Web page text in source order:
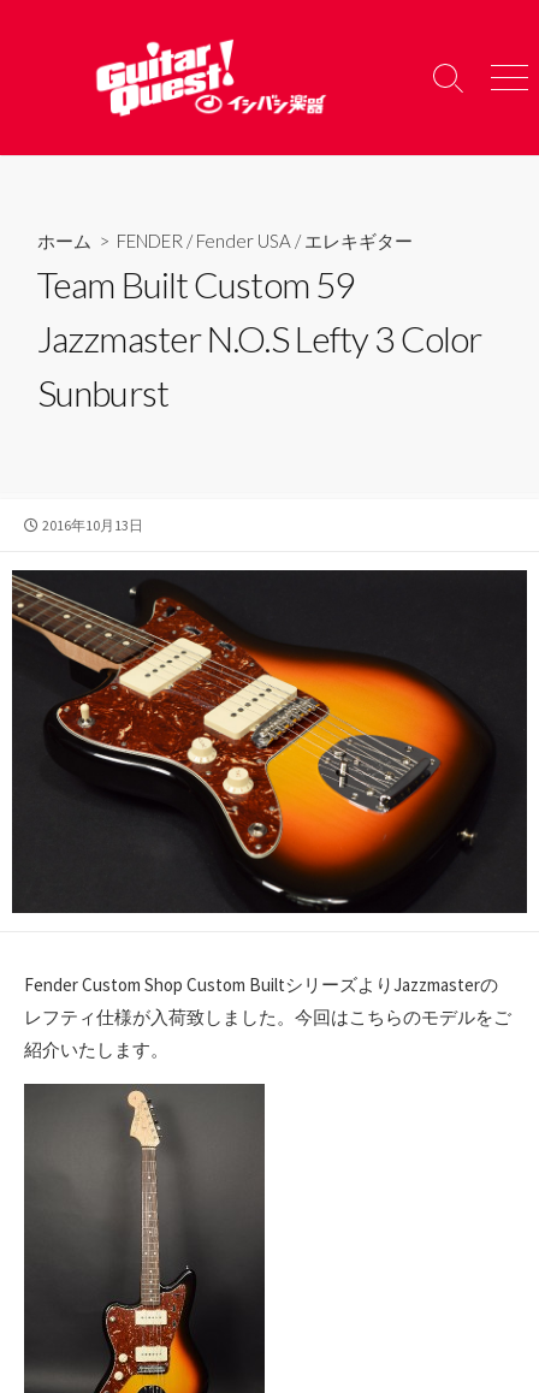
へ
検
り
メ
ー
ホーム > FENDER /Fender USA /エレキギター
Team Built Custom 59
Jazzmaster N.O.S Lefty 3 Color
Sunburst
公
日
2016年10月13日
Fender Custom Shop Custom BuiltシリーズよりJazzmasterの
レフティ仕様が入荷致しました。今回はこちらのモデルをご
紹介いたします。